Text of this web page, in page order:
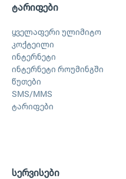
ტარიფები
ყველაფერი ულიმიტო
კოქტეილი
ინტერნეტი
ინტერნეტი როუმინგში
წუთები
SMS/MMS
ტარიფები
სერვისები